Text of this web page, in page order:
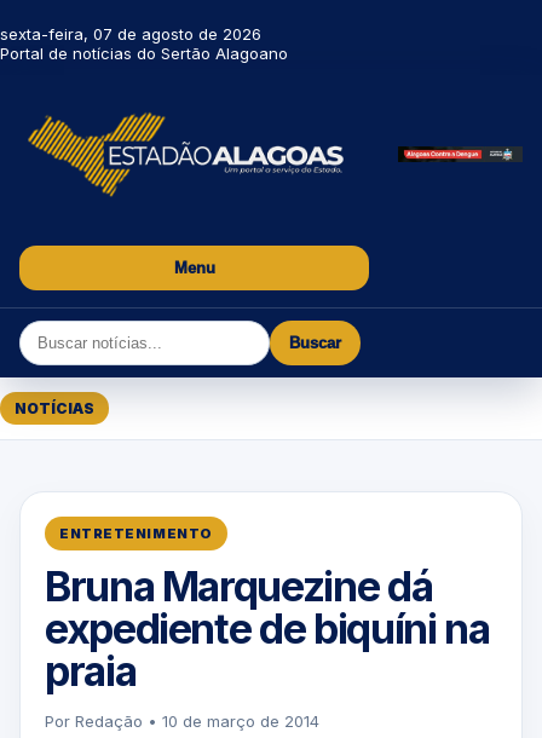
sexta-feira, 07 de agosto de 2026
Portal de notícias do Sertão Alagoano
Menu
Buscar
NOTÍCIAS
ENTRETENIMENTO
Bruna Marquezine dá
expediente de biquíni na
praia
Por Redação • 10 de março de 2014